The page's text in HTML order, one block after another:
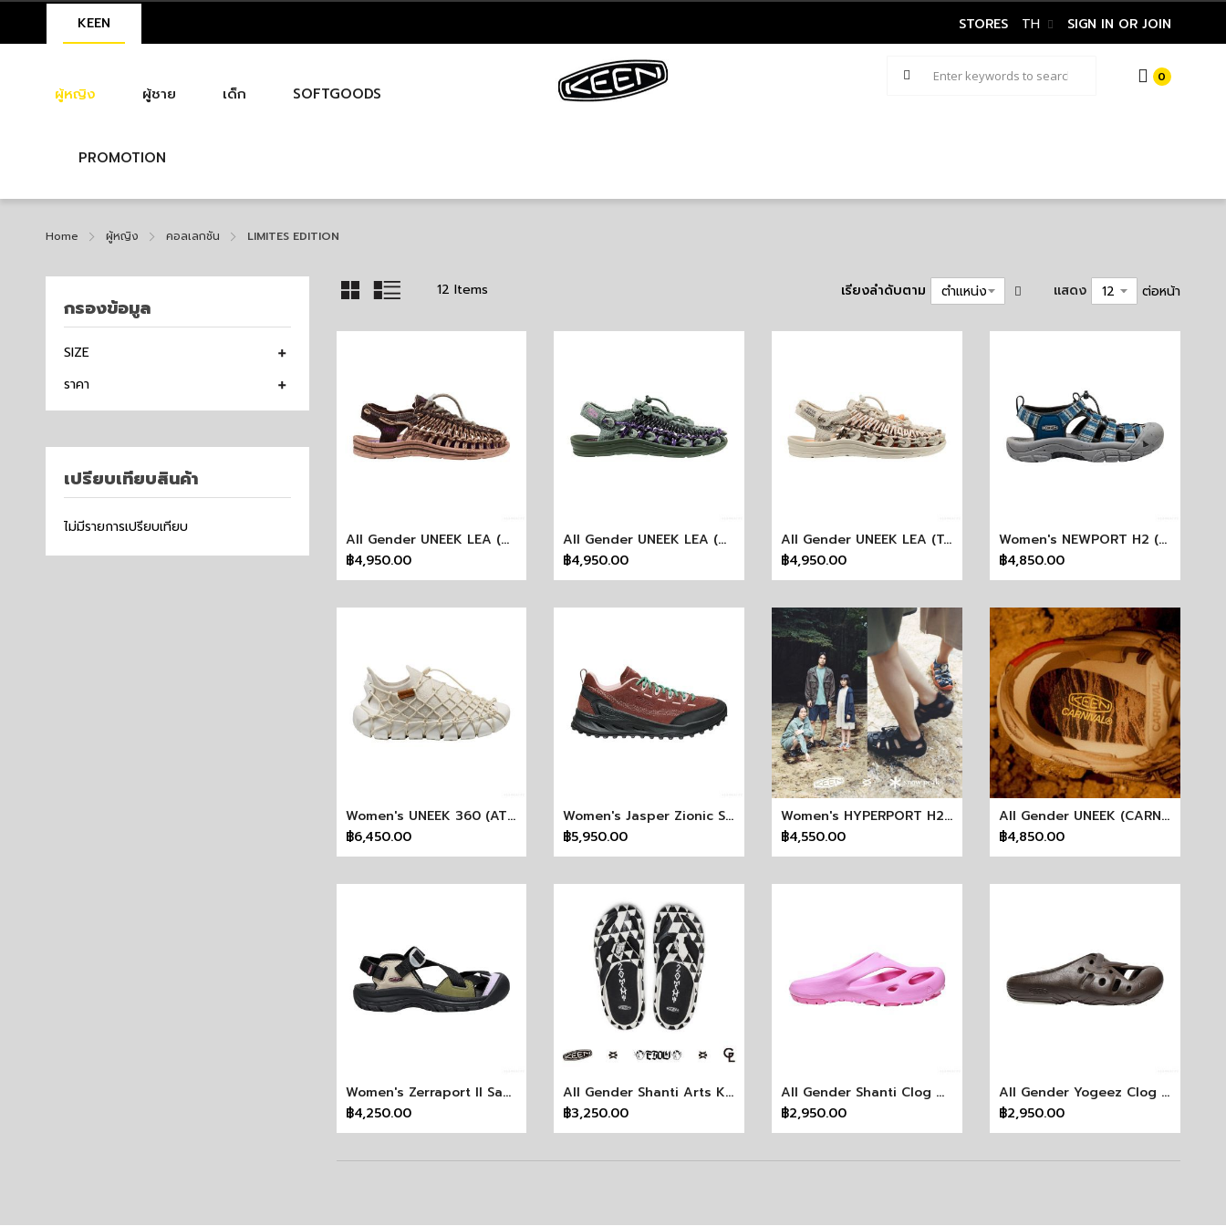
KEEN STORES TH SIGN IN OR JOIN
ผู้หญิง ผู้ชาย เด็ก SOFTGOODS
PROMOTION
0
Home ผู้หญิง คอลเลกชัน LIMITES EDITION
12 Items แสดง ต่อหน้า
เรียงลำดับตาม
All Gender UNEEK LEA (TERRAIN BISON)
฿4,950.00
All Gender UNEEK LEA (GREEN SPRING) KEEN X Henrik Vibskov
฿4,950.00
All Gender UNEEK LEA (TANGERINE CREAM) KEEN X Henrik Vibskov
฿4,950.00
Women's NEWPORT H2 (NEW WAVE OF ADVENTURE) KEEN X YESEYESEE
฿4,850.00
Women's UNEEK 360 (ATMOSPHERE BIRCH)
฿6,450.00
Women's Jasper Zionic Sneaker X Pilgrim Surf + Supply
฿5,950.00
Women's HYPERPORT H2 Snow Peak (SP TRIPLE BLACK)
฿4,550.00
All Gender UNEEK (CARNIVAL SAFARI) KEEN X Carnival
฿4,850.00
Women's Zerraport II Sandal X More Trees-Silver Lining/Black
฿4,250.00
All Gender Shanti Arts KEEN X ESOW X GINZA GL
฿3,250.00
All Gender Shanti Clog X Madhappy
฿2,950.00
All Gender Yogeez Clog X Pilgrim Surf + Supply
฿2,950.00
กรองข้อมูล
SIZE
ราคา
เปรียบเทียบสินค้า
ไม่มีรายการเปรียบเทียบ